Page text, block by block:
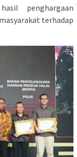
penghargaan
terhadap